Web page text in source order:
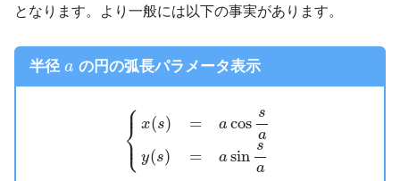
となります。より一般には以下の事実があります。
半径 a
a の円の弧長パラメータ表示
⎧
⎪
⎨
⎪
⎩
x(s) = acos
s
a
y(s) = asin
s
a
x asin